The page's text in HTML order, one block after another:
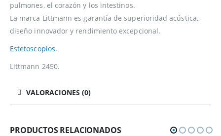
pulmones, el corazón y los intestinos.
La marca Littmann es garantía de superioridad acústica,,
diseño innovador y rendimiento excepcional.
Estetoscopios.
Littmann 2450.
VALORACIONES (0)
PRODUCTOS RELACIONADOS